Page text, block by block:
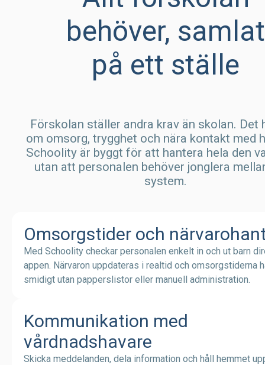
behöver, samlat
på ett ställe
Förskolan ställer andra krav än skolan. Det
om omsorg, trygghet och nära kontakt med
Schoolity är byggt för att hantera hela den
utan att personalen behöver jonglera
system.
Omsorgstider och
Med Schoolity checkar personalen enkelt in och ut barn
appen. Närvaron uppdateras i realtid och omsorgstiderna
smidigt utan papperslistor eller manuell administration.
Kommunikation med
vårdnadshavare
Skicka meddelanden, dela information och håll hemmet